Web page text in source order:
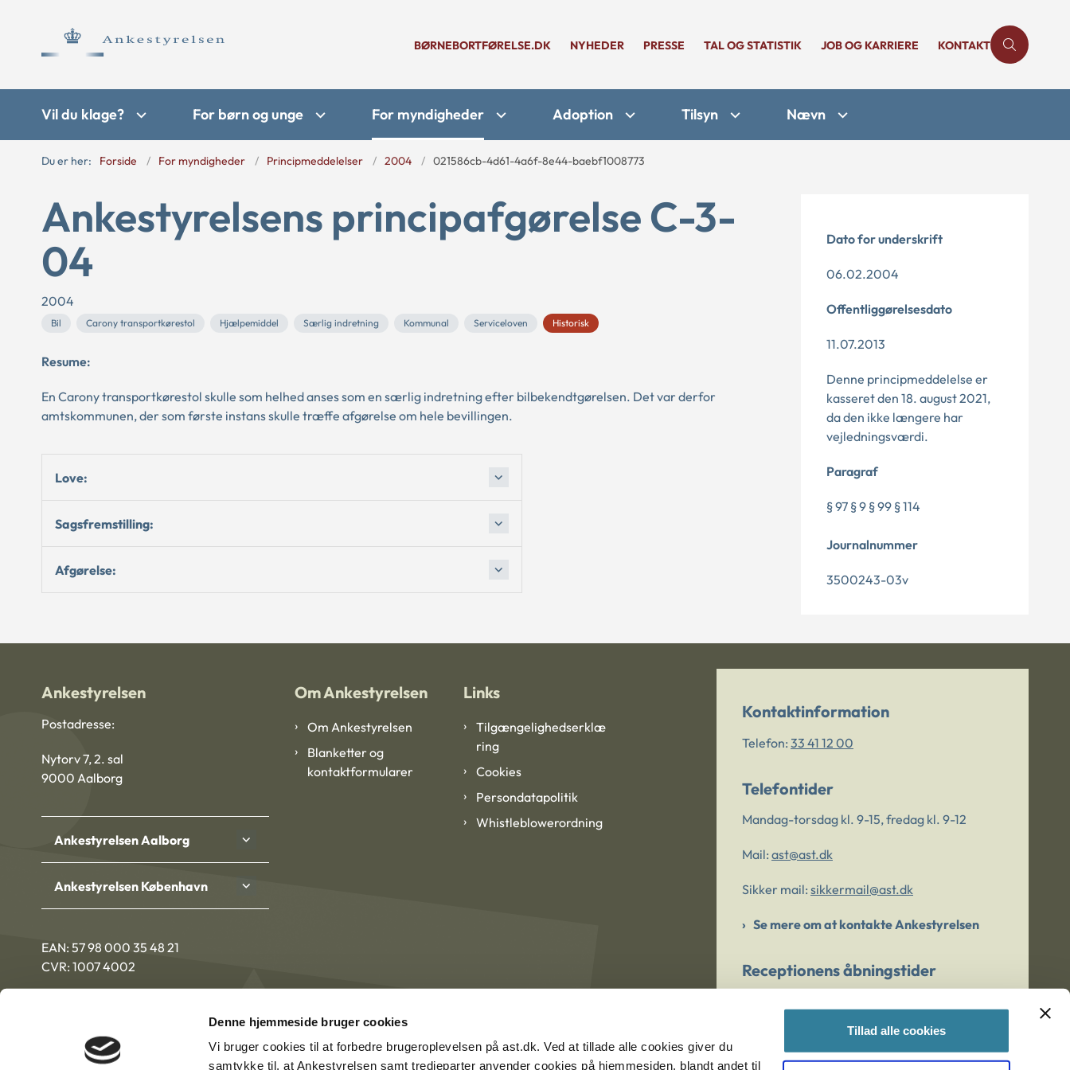
Denne hjemmeside bruger cookies
Vi bruger cookies til at forbedre brugeroplevelsen på ast.dk. Ved at tillade alle cookies giver du
samtykke til, at Ankestyrelsen samt tredjeparter anvender cookies på hjemmesiden, blandt andet til
Tillad alle cookies
BØRNEBORTFØRELSE.DK NYHEDER PRESSE TAL OG STATISTIK JOB OG KARRIERE KONTAKT
Vil du klage? For børn og unge For myndigheder Adoption Tilsyn Nævn
Du er her: Forside For myndigheder Principmeddelelser 2004 021586cb-4d61-4a6f-8e44-baebf1008773
Ankestyrelsens principafgørelse C-3-
04
2004
Bil Carony transportkørestol Hjælpemiddel Særlig indretning Kommunal Serviceloven Historisk
Resume:
En Carony transportkørestol skulle som helhed anses som en særlig indretning efter bilbekendtgørelsen. Det var derfor
amtskommunen, der som første instans skulle træffe afgørelse om hele bevillingen.
Love:
Sagsfremstilling:
Afgørelse:
Dato for underskrift
06.02.2004
Offentliggørelsesdato
11.07.2013
Denne principmeddelelse er
kasseret den 18. august 2021,
da den ikke længere har
vejledningsværdi.
Paragraf
§ 97 § 9 § 99 § 114
Journalnummer
3500243-03v
Ankestyrelsen
Postadresse:
Nytorv 7, 2. sal
9000 Aalborg
Ankestyrelsen Aalborg
Ankestyrelsen København
EAN: 57 98 000 35 48 21
CVR: 1007 4002
Om Ankestyrelsen
Om Ankestyrelsen
Blanketter og
kontaktformularer
Links
Tilgængelighedserklæ
ring
Cookies
Persondatapolitik
Whistleblowerordning
Kontaktinformation
Telefon: 33 41 12 00
Telefontider
Mandag-torsdag kl. 9-15, fredag kl. 9-12
Mail: ast@ast.dk
Sikker mail: sikkermail@ast.dk
Se mere om at kontakte Ankestyrelsen
Receptionens åbningstider
Er du bekymret for et barn/en ung?